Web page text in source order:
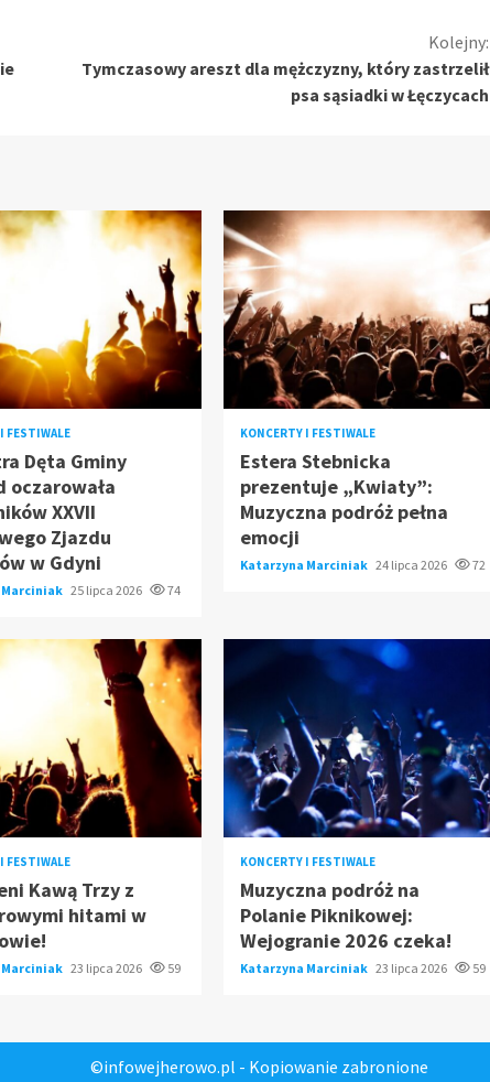
Kolejny:
Tymczasowy areszt dla mężczyzny, który zastrzelił
psa sąsiadki w Łęczycach
FESTIWALE
Dęta Gminy
oczarowała
XXVII
Zjazdu
w Gdyni
25 lipca 2026 74
KONCERTY I FESTIWALE
Estera Stebnicka
prezentuje „Kwiaty”:
Muzyczna podróż pełna
emocji
Katarzyna Marciniak 24 lipca 2026 72
FESTIWALE
Kawą Trzy z
hitami w
23 lipca 2026 59
KONCERTY I FESTIWALE
Muzyczna podróż na
Polanie Piknikowej:
Wejogranie 2026 czeka!
Katarzyna Marciniak 23 lipca 2026 59
©infowejherowo.pl - Kopiowanie zabronione